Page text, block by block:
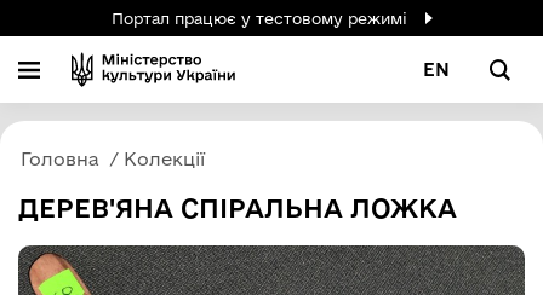
Портал працює у тестовому режимі
EN
Головна Колекції
ДЕРЕВ'ЯНА СПІРАЛЬНА ЛОЖКА